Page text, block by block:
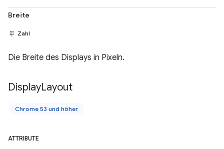
Breite
Zahl
Die Breite des Displays in Pixeln.
DisplayLayout
Chrome 53 und höher
ATTRIBUTE